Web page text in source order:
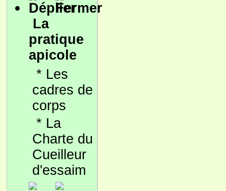
La
pratique
apicole
* Les
cadres de
corps
* La
Charte du
Cueilleur
d'essaim